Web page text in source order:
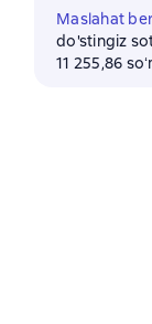
Maslahat
do'stingiz
11 255,86